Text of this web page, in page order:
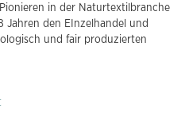
in der Naturtextilbranche
Jahren den EInzelhandel und
und fair produzierten